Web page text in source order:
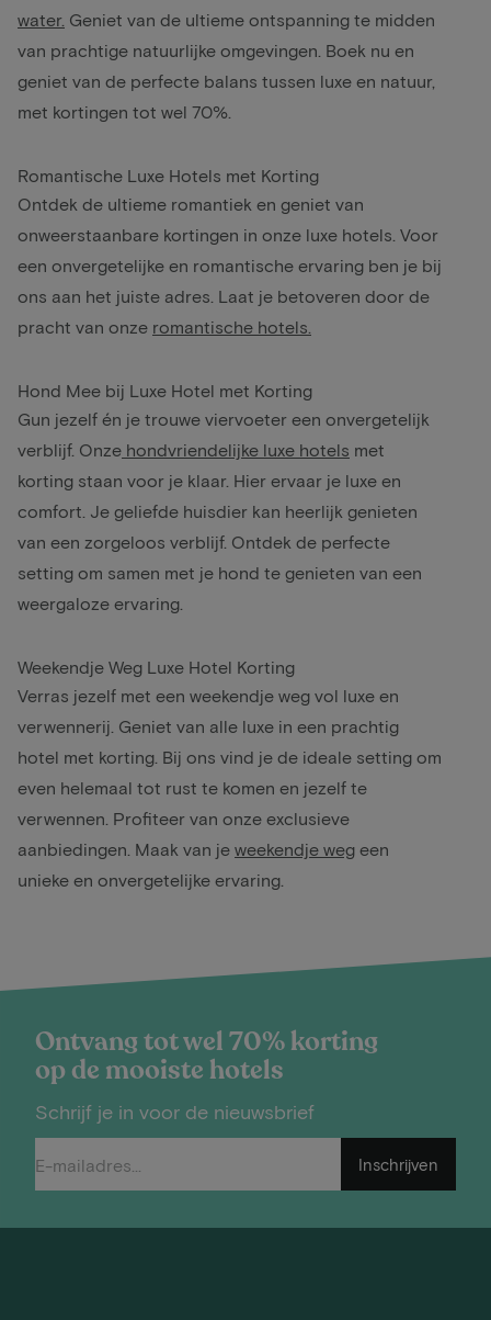
water. Geniet van de ultieme ontspanning te midden
van prachtige natuurlijke omgevingen. Boek nu en
geniet van de perfecte balans tussen luxe en natuur,
met kortingen tot wel 70%.
Romantische Luxe Hotels met Korting
Ontdek de ultieme romantiek en geniet van
onweerstaanbare kortingen in onze luxe hotels. Voor
een onvergetelijke en romantische ervaring ben je bij
ons aan het juiste adres. Laat je betoveren door de
pracht van onze romantische hotels.
Hond Mee bij Luxe Hotel met Korting
Gun jezelf én je trouwe viervoeter een onvergetelijk
verblijf. Onze hondvriendelijke luxe hotels met
korting staan voor je klaar. Hier ervaar je luxe en
comfort. Je geliefde huisdier kan heerlijk genieten
van een zorgeloos verblijf. Ontdek de perfecte
setting om samen met je hond te genieten van een
weergaloze ervaring.
Weekendje Weg Luxe Hotel Korting
Verras jezelf met een weekendje weg vol luxe en
verwennerij. Geniet van alle luxe in een prachtig
hotel met korting. Bij ons vind je de ideale setting om
even helemaal tot rust te komen en jezelf te
verwennen. Profiteer van onze exclusieve
aanbiedingen. Maak van je weekendje weg een
unieke en onvergetelijke ervaring.
Ontvang tot wel 70% korting
op de mooiste hotels
Schrijf je in voor de nieuwsbrief
Inschrijven